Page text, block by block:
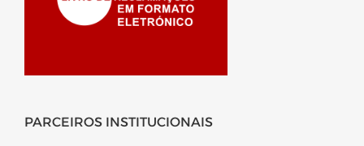
PARCEIROS INSTITUCIONAIS